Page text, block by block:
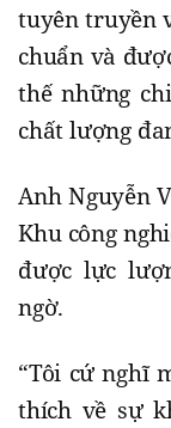
tuyên truyền
chuẩn và
thế những
chất lượng
Anh Nguyễn
Khu công
được lực
ngờ.
“Tôi cứ nghĩ
thích về sự